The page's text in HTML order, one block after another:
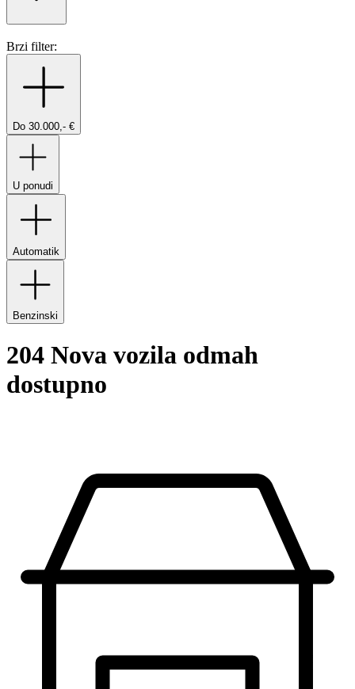
Brzi filter:
Do 30.000,- €
U ponudi
Automatik
Benzinski
204 Nova vozila odmah
dostupno